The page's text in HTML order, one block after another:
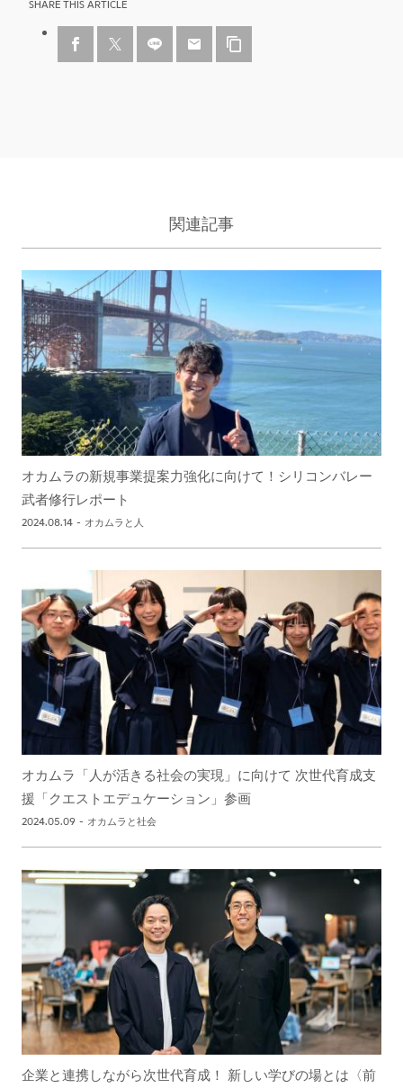
SHARE THIS ARTICLE
関連記事
オカムラの新規事業提案力強化に向けて！シリコンバレー
武者修行レポート
2024.08.14 - オカムラと人
オカムラ「人が活きる社会の実現」に向けて 次世代育成支
援「クエストエデュケーション」参画
2024.05.09 - オカムラと社会
企業と連携しながら次世代育成！ 新しい学びの場とは〈前